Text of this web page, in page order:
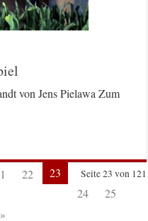
von Jens Pielawa Zum
Seite 23 von 121
22
23
24
25